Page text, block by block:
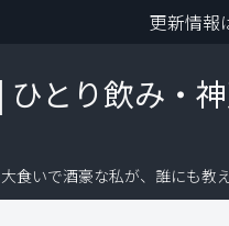
ひとり飲み・
食いで酒豪な私が、誰にも教